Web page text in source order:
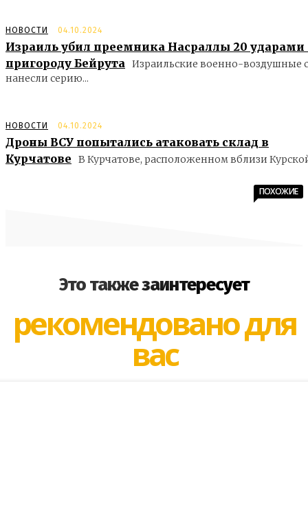
НОВОСТИ 04.10.2024
Израиль убил преемника Насраллы 20 ударами
пригороду Бейрута Израильские военно-воздушные
нанесли серию...
НОВОСТИ 04.10.2024
Дроны ВСУ попытались атаковать склад в
Курчатове
В Курчатове, расположенном вблизи
Это также заинтересует
ПОХОЖИЕ
рекомендовано для
вас